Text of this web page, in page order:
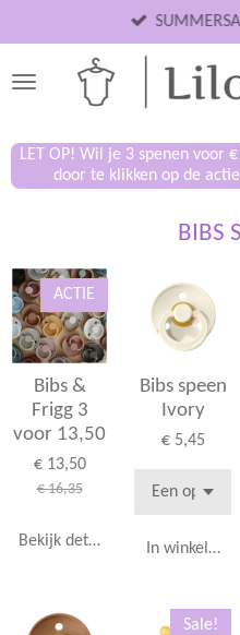
direct
naar
LET OP! Wil je 3 spenen voor
door te klikken op de
BIBS
ACTIE
Bibs &
Frigg 3
voor 13,50
€ 13,50
€ 16,35
Bekijk details
Bibs speen
Ivory
€ 5,45
In
Sale!